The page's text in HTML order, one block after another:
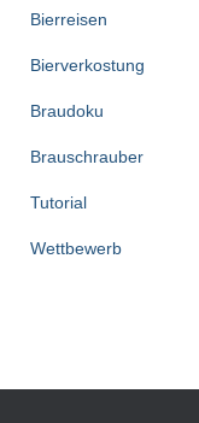
Bierreisen
Bierverkostung
Braudoku
Brauschrauber
Tutorial
Wettbewerb